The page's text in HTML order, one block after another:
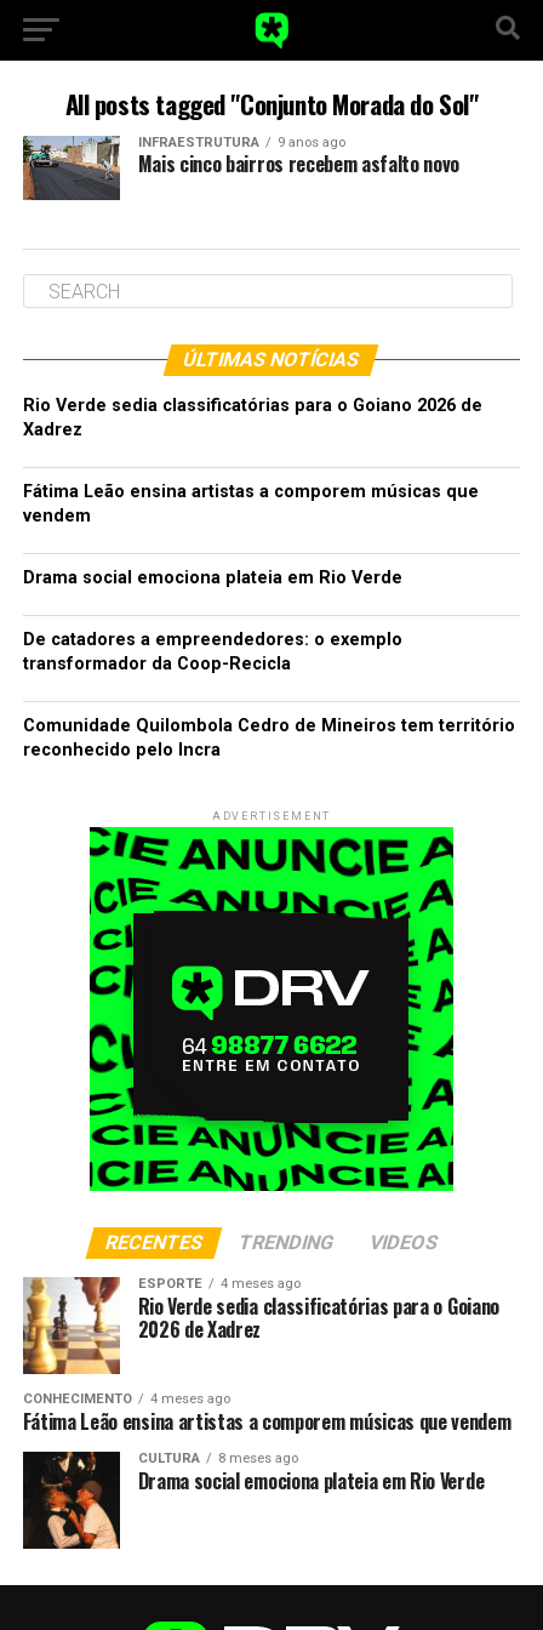
All posts tagged "Conjunto Morada do Sol"
INFRAESTRUTURA 9 anos ago
Mais cinco bairros recebem asfalto novo
ÚLTIMAS NOTÍCIAS
Rio Verde sedia classificatórias para o Goiano 2026 de
Xadrez
Fátima Leão ensina artistas a comporem músicas que
vendem
Drama social emociona plateia em Rio Verde
De catadores a empreendedores: o exemplo
transformador da Coop-Recicla
Comunidade Quilombola Cedro de Mineiros tem território
reconhecido pelo Incra
ADVERTISEMENT
RECENTES TRENDING VIDEOS
ESPORTE 4 meses ago
Rio Verde sedia classificatórias para o Goiano
2026 de Xadrez
CONHECIMENTO 4 meses ago
Fátima Leão ensina artistas a comporem músicas que vendem
CULTURA 8 meses ago
Drama social emociona plateia em Rio Verde